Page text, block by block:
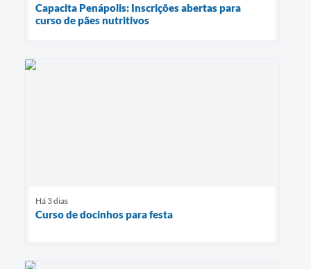
Capacita Penápolis: Inscrições abertas para
curso de pães nutritivos
Há 3 dias
Curso de docinhos para festa